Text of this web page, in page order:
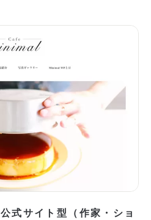
公式サイト型（作家・ショ